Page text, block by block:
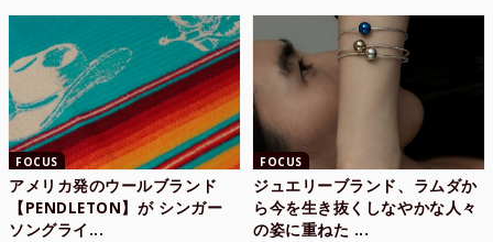
FOCUS
アメリカ発のウールブランド
【PENDLETON】が シンガー
ソングライ...
FOCUS
ジュエリーブランド、ラムダか
ら今を生き抜くしなやかな人々
の姿に重ねた ...